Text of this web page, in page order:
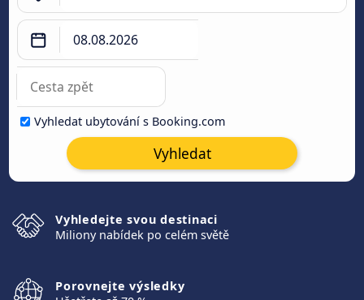
Vyhledat ubytování s Booking.com
Vyhledat
Vyhledejte svou destinaci
Miliony nabídek po celém světě
Porovnejte výsledky